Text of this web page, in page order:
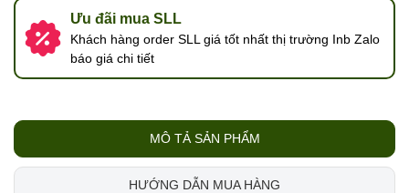
Ưu đãi mua SLL
Khách hàng order SLL giá tốt nhất thị trường Inb Zalo
báo giá chi tiết
MÔ TẢ SẢN PHẨM
HƯỚNG DẪN MUA HÀNG